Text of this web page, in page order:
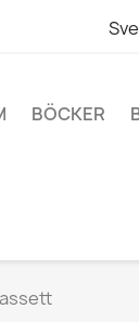
BÖCKER